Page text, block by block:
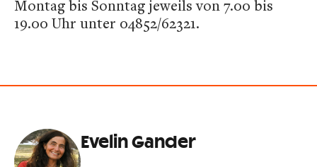
Montag bis Sonntag jeweils von 7.00 bis
19.00 Uhr unter 04852/62321.
Evelin Gander